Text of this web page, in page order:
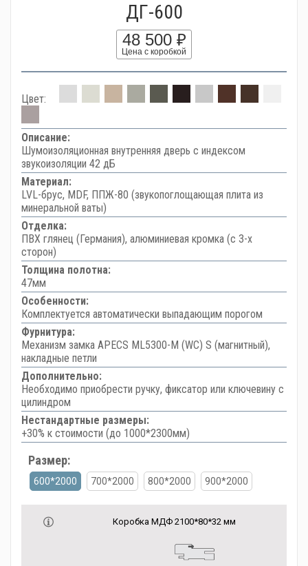
ДГ-600
48 500 ₽
Цена с коробкой
Цвет:
Описание:
Шумоизоляционная внутренняя дверь с индексом
звукоизоляции 42 дБ
Материал:
LVL-брус, MDF, ППЖ-80 (звукопоглощающая плита из
минеральной ваты)
Отделка:
ПВХ глянец (Германия), алюминиевая кромка (с 3-х
сторон)
Толщина полотна:
47мм
Особенности:
Комплектуется автоматически выпадающим порогом
Фурнитура:
Механизм замка APECS ML5300-M (WC) S (магнитный),
накладные петли
Дополнительно:
Необходимо приобрести ручку, фиксатор или ключевину с
цилиндром
Нестандартные размеры:
+30% к стоимости (до 1000*2300мм)
Размер:
600*2000 700*2000 800*2000 900*2000
Коробка МДФ 2100*80*32 мм